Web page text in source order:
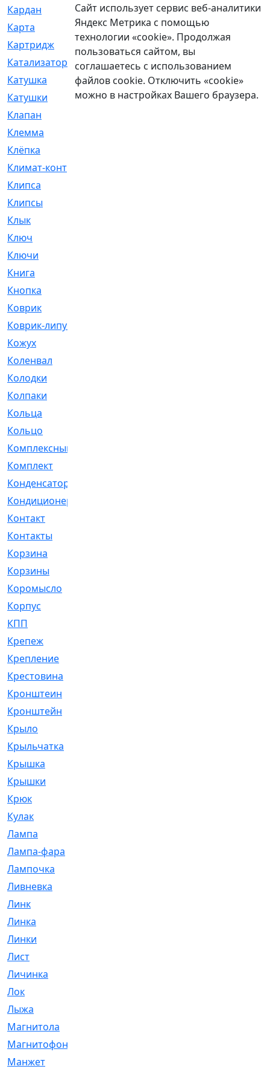
Кардан
[131]
Карта
[2]
Картридж
[250]
Катализатор
[1]
Катушка
[2]
Катушки
[291]
Клапан
Клемма
Клёпка
Климат-контроль
Клипса
Клипсы
Клык
Ключ
Ключи
Книга
Кнопка
Коврик
Коврик-липучка
Кожух
Коленвал
Колодки
Колпаки
Кольца
Кольцо
Комплексный
Комплект
Конденсатор
Кондиционер
Контакт
Контакты
Корзина
Корзины
Коромысло
Корпус
КПП
Крепеж
Крепление
Крестовина
Кронштеин
Кронштейн
Крыло
Крыльчатка
Крышка
Крышки
Крюк
Кулак
Лампа
Лампа-фара
Лампочка
Ливневка
Линк
Линка
Линки
Лист
Личинка
Лок
Лыжа
Магнитола
Магнитофон
Манжет
Сайт использует сервис веб-аналитики
Яндекс Метрика с помощью
технологии «cookie». Продолжая
пользоваться сайтом, вы
соглашаетесь с использованием
файлов cookie. Отключить «cookie»
можно в настройках Вашего браузера.